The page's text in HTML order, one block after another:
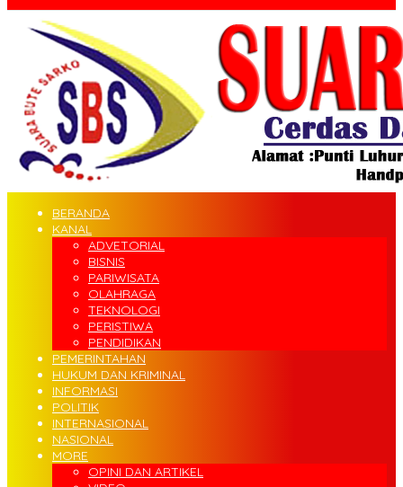
BERANDA
KANAL
ADVETORIAL
BISNIS
PARIWISATA
OLAHRAGA
TEKNOLOGI
PERISTIWA
PENDIDIKAN
PEMERINTAHAN
HUKUM DAN KRIMINAL
INFORMASI
POLITIK
INTERNASIONAL
NASIONAL
MORE
OPINI DAN ARTIKEL